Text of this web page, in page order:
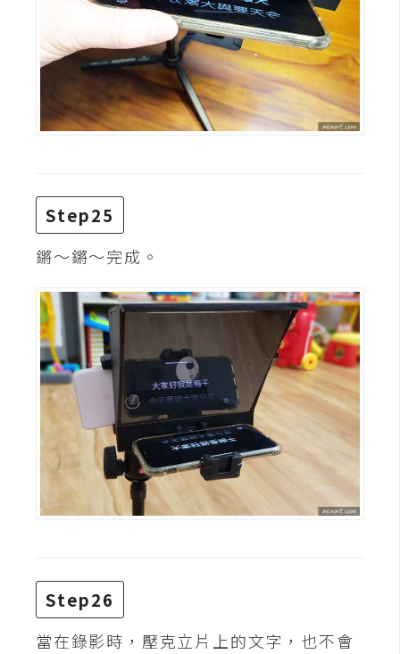
Step25
鏘～鏘～完成。
Step26
當在錄影時，壓克立片上的文字，也不會